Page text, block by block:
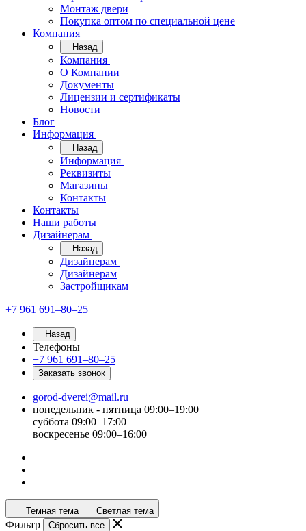
Монтаж двери
Покупка оптом по специальной цене
Компания
Назад
Компания
О Компании
Документы
Лицензии и сертификаты
Новости
Блог
Информация
Назад
Информация
Реквизиты
Магазины
Контакты
Контакты
Наши работы
Дизайнерам
Назад
Дизайнерам
Дизайнерам
Застройщикам
+7 961 691‒80‒25
Назад
Телефоны
+7 961 691‒80‒25
Заказать звонок
gorod-dverei@mail.ru
понедельник - пятница 09:00–19:00
суббота 09:00–17:00
воскресенье 09:00–16:00
Темная тема Светлая тема
Фильтр Сбросить все